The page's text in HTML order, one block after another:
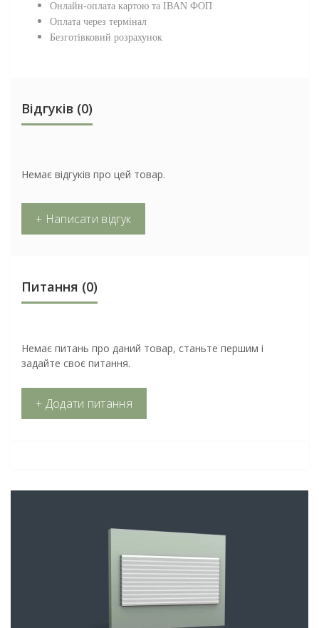
Онлайн-оплата картою та IBAN ФОП
Оплата через термінал
Безготівковий розрахунок
Відгуків (0)
Немає відгуків про цей товар.
+ Написати відгук
Питання (0)
Немає питань про даний товар, станьте першим і
задайте своє питання.
+ Додати питання